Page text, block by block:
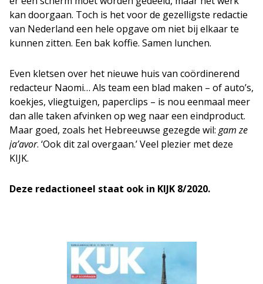
kan doorgaan. Toch is het voor de gezelligste redactie
van Nederland een hele opgave om niet bij elkaar te
kunnen zitten. Een bak koffie. Samen lunchen.
Even kletsen over het nieuwe huis van coördinerend
redacteur Naomi… Als team een blad maken – of auto’s,
koekjes, vliegtuigen, paperclips – is nou eenmaal meer
dan alle taken afvinken op weg naar een eindproduct.
Maar goed, zoals het Hebreeuwse gezegde wil: gam ze
ja’avor. ‘Ook dit zal overgaan.’ Veel plezier met deze
KIJK.
Deze redactioneel staat ook in KIJK 8/2020.